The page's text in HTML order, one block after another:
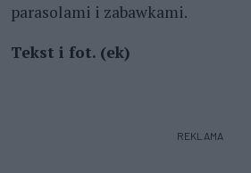
parasolami i zabawkami.
Tekst i fot. (ek)
REKLAMA